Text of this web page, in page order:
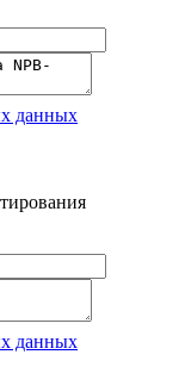
данных
данных